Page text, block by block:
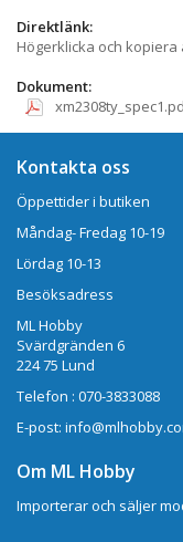
Direktlänk:
Högerklicka och
Dokument:
Kontakta oss
Öppettider i butiken
Måndag- Fredag 10-19
Lördag 10-13
Besöksadress
ML Hobby
Svärdgränden 6
224 75 Lund
Telefon : 070-3833088
E-post:
Om ML Hobby
Importerar och säljer